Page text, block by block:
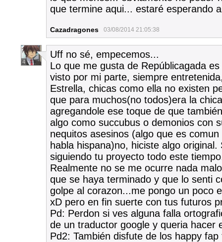
que termine aqui... estaré esperando
Cazadragones 03/08/2014 21:05:38
4
Uff no sé, empecemos...
Lo que me gusta de Repúblicagada
visto por mi parte, siempre
Estrella, chicas como ella no existen
que para muchos(no todos)era la
agregandole ese toque de que
algo como succubus o demonios con
nequitos asesinos (algo que es
habla hispana)no, hiciste algo
siguiendo tu proyecto todo este
Realmente no se me ocurre nada
que se haya terminado y que lo senti
golpe al corazon...me pongo un poco
xD pero en fin suerte con tus futuros
Pd: Perdon si ves alguna falla
de un traductor google y queria hacer
Pd2: También disfute de los happy